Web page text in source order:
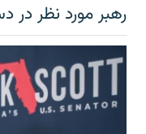
رهبر مورد نظر